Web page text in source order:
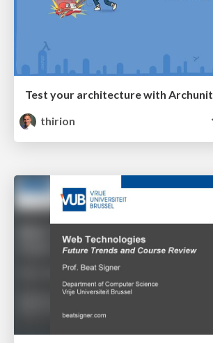
Test your architecture with Archunit
thirion